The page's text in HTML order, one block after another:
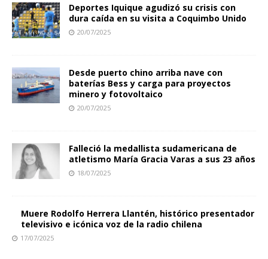
Deportes Iquique agudizó su crisis con
dura caída en su visita a Coquimbo Unido
20/07/2025
Desde puerto chino arriba nave con
baterías Bess y carga para proyectos
minero y fotovoltaico
20/07/2025
Falleció la medallista sudamericana de
atletismo María Gracia Varas a sus 23 años
18/07/2025
Muere Rodolfo Herrera Llantén, histórico presentador
televisivo e icónica voz de la radio chilena
17/07/2025